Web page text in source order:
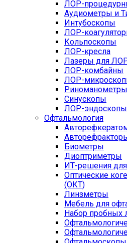
ЛОР-
Аудиометры и
Интубоскопы
ЛОР-
Кольпоскопы
ЛОР-кресла
Лазеры для
ЛОР-комбайны
ЛОР-
Риноманометры
Синускопы
ЛОР-эндоскопы
Офтальмология
Биометры
Диоптриметры
ИТ-решения
Оптические
(ОКТ)
Линзметры
Мебель для
Набор пробных